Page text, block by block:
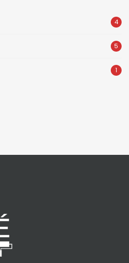
4
5
1